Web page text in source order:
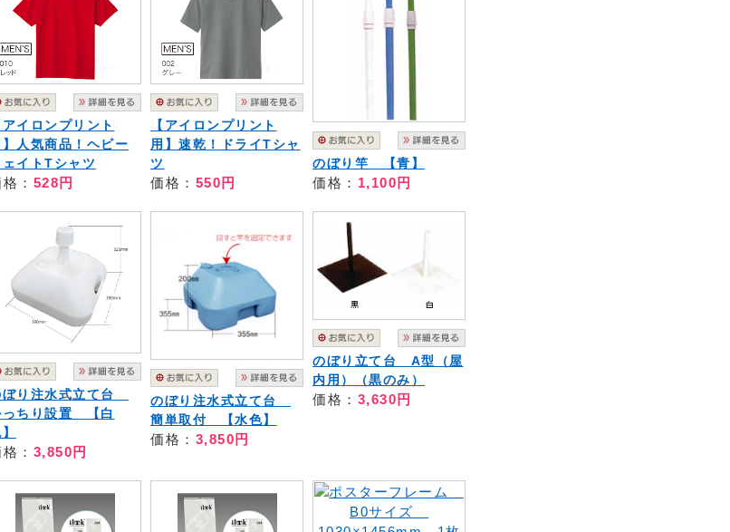
アイロンプリント
】人気商品！ヘビー
ェイトTシャツ
： 528円
【アイロンプリント
用】速乾！ドライTシャ
ツ
価格： 550円
のぼり竿 【青】
価格： 1,100円
ぼり注水式立て台
っちり設置 【白
： 3,850円
のぼり注水式立て台
簡単取付 【水色】
価格： 3,850円
のぼり立て台 A型（屋
内用）（黒のみ）
価格： 3,630円